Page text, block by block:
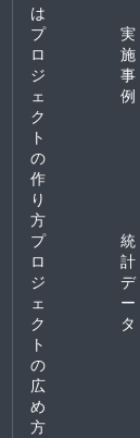
は
プ
ロ
ジ
ェ
ク
ト
の
作
り
方
実
施
事
例
プ
ロ
ジ
ェ
ク
ト
の
広
め
方
統
計
デ
ー
タ